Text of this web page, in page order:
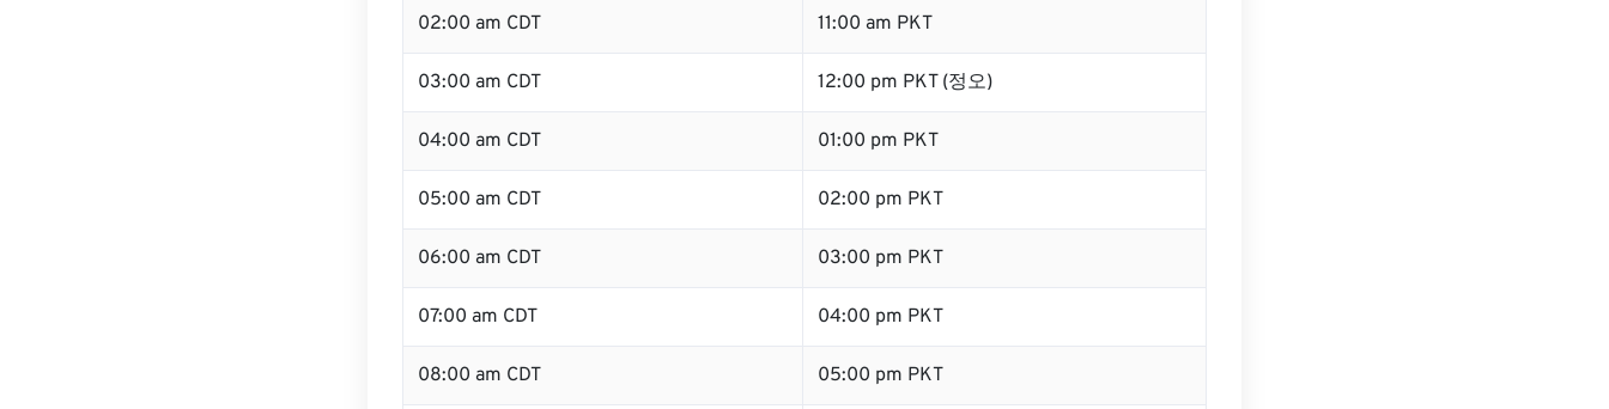
02:00 am CDT 11:00 am PKT
03:00 am CDT 12:00 pm PKT (정오)
04:00 am CDT 01:00 pm PKT
05:00 am CDT 02:00 pm PKT
06:00 am CDT 03:00 pm PKT
07:00 am CDT 04:00 pm PKT
08:00 am CDT 05:00 pm PKT